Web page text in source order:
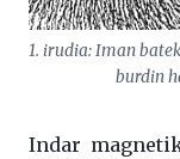
1. irudia: Iman
burdin
Indar